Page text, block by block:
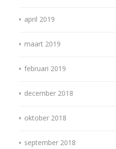
april 2019
maart 2019
februari 2019
december 2018
oktober 2018
september 2018